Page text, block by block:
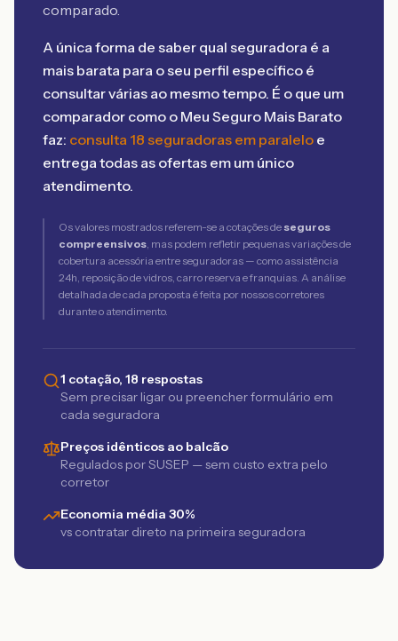
comparado.
A única forma de saber qual seguradora é a
mais barata para o seu perfil específico é
consultar várias ao mesmo tempo. É o que um
comparador como o Meu Seguro Mais Barato
faz: consulta 18 seguradoras em paralelo e
entrega todas as ofertas em um único
atendimento.
Os valores mostrados referem-se a cotações de seguros
compreensivos, mas podem refletir pequenas variações de
cobertura acessória entre seguradoras — como assistência
24h, reposição de vidros, carro reserva e franquias. A análise
detalhada de cada proposta é feita por nossos corretores
durante o atendimento.
1 cotação, 18 respostas
Sem precisar ligar ou preencher formulário em
cada seguradora
Preços idênticos ao balcão
Regulados por SUSEP — sem custo extra pelo
corretor
Economia média 30%
vs contratar direto na primeira seguradora